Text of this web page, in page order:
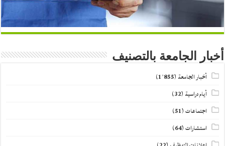
أخبار الجامعة بالتصنيف
أخبار الجامعة (1٬855)
أيام دراسية (32)
اجتماعات(51)
استشارات(64)